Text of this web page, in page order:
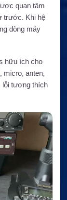
quan tâm
trước. Khi hệ
dòng máy
hữu ích cho
micro, anten,
lỗi tương thích